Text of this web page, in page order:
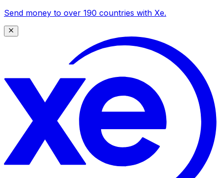
Send money to over 190 countries with Xe.